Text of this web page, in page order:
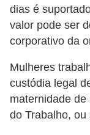
dias é
valor pode ser
corporativo da
Mulheres
custódia legal
maternidade
do Trabalho, ou